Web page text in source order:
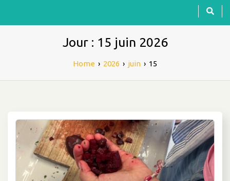
Jour : 15 juin 2026
Home › 2026 › juin › 15